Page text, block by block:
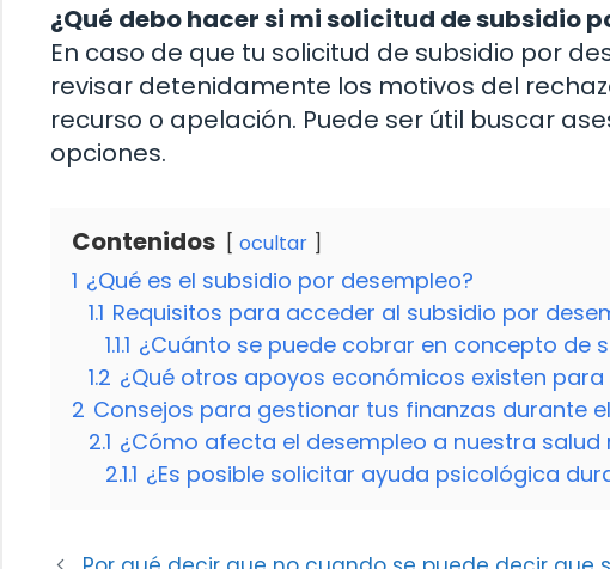
¿Qué debo hacer si mi solicitud de subsidio
En caso de que tu solicitud de subsidio por
revisar detenidamente los motivos del
recurso o apelación. Puede ser útil buscar
opciones.
Contenidos ocultar
1 ¿Qué es el subsidio por desempleo?
1.1 Requisitos para acceder al subsidio por
1.1.1 ¿Cuánto se puede cobrar en concepto de
1.2 ¿Qué otros apoyos económicos existen
2 Consejos para gestionar tus finanzas durante
2.1 ¿Cómo afecta el desempleo a nuestra salud
2.1.1 ¿Es posible solicitar ayuda psicológica